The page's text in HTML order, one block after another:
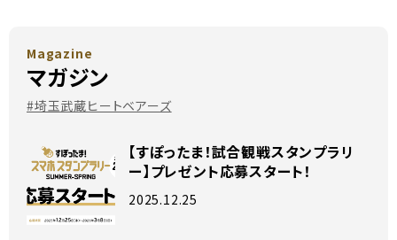
Magazine
マガジン
#埼玉武蔵ヒートベアーズ
【すぽったま！試合観戦スタンプラリ
ー】プレゼント応募スタート！
2025.12.25